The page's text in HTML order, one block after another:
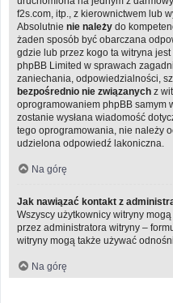
f2s.com, itp., z kierownictwem lub
Absolutnie nie należy do
żaden sposób być obarczana
gdzie lub przez kogo ta witryna
phpBB Limited w sprawach
zaniechania, odpowiedzialności,
bezpośrednio nie związanych z
oprogramowaniem phpBB samym
zostanie wysłana wiadomość
tego oprogramowania, nie należy
udzielona odpowiedź lakoniczna.
Na górę
Jak nawiązać kontakt z
Wszyscy użytkownicy witryny
przez administratora witryny –
witryny mogą także używać
Na górę